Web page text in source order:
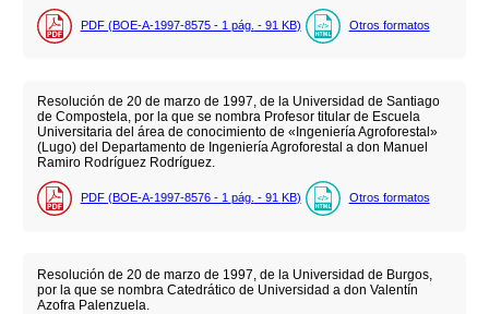
PDF (BOE-A-1997-8575 - 1 pág. - 91 KB) Otros formatos
Resolución de 20 de marzo de 1997, de la Universidad de Santiago
de Compostela, por la que se nombra Profesor titular de Escuela
Universitaria del área de conocimiento de «Ingeniería Agroforestal»
(Lugo) del Departamento de Ingeniería Agroforestal a don Manuel
Ramiro Rodríguez Rodríguez.
PDF (BOE-A-1997-8576 - 1 pág. - 91 KB) Otros formatos
Resolución de 20 de marzo de 1997, de la Universidad de Burgos,
por la que se nombra Catedrático de Universidad a don Valentín
Azofra Palenzuela.